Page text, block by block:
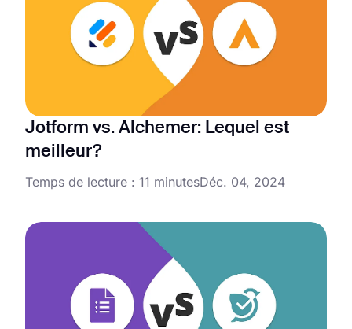
Jotform vs. Alchemer: Lequel est
meilleur?
Temps de lecture : 11 minutesDéc. 04, 2024